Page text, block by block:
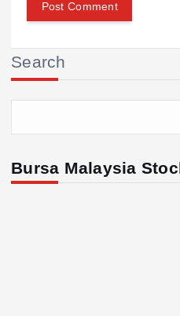
Search
Bursa Malaysia